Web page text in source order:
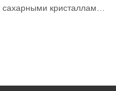
кристаллами
на заказ подойдёт для